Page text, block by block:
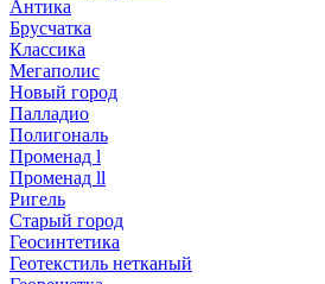
Антика
Брусчатка
Классика
Мегаполис
Новый город
Палладио
Полигональ
Променад l
Променад ll
Ригель
Старый город
Геосинтетика
Геотекстиль нетканый